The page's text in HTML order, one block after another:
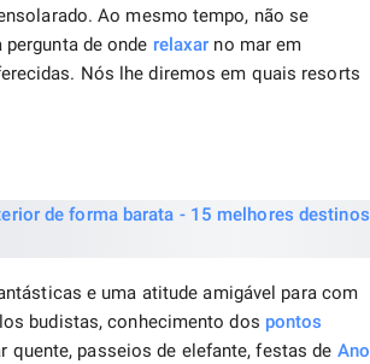
Ao mesmo tempo, não se
de onde relaxar no mar em
Nós lhe diremos em quais resorts
e uma atitude amigável para com
budistas, conhecimento dos pontos
quente, passeios de elefante, festas de Ano